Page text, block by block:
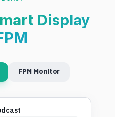
Display
FPM Monitor